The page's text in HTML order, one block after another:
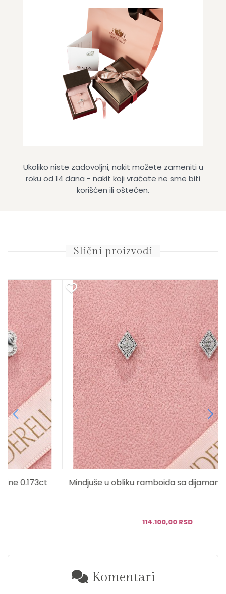
Ukoliko niste zadovoljni, nakit možete zameniti u
roku od 14 dana - nakit koji vraćate ne sme biti
korišćen ili oštećen.
Slični proizvodi
Mindjuše u obliku ramboida sa dijamantima 0.109ct
Komentari